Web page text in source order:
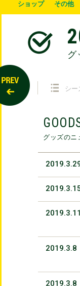
ショップ その他
グ
シー
グッズのニ
2019.3.11
2019.3.8
2019.3.8